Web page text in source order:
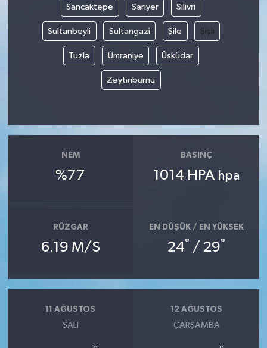
Sancaktepe Sarıyer Silivri
Sultanbeyli Sultangazi Şile Şişli
Tuzla Ümraniye Üsküdar
Zeytinburnu
NEM
%77
BASINÇ
1014 HPA hpa
RÜZGAR
6.19 M/S
EN DÜŞÜK / EN YÜKSEK
24° / 29°
11 AĞUSTOS
SALI
12 AĞUSTOS
ÇARŞAMBA